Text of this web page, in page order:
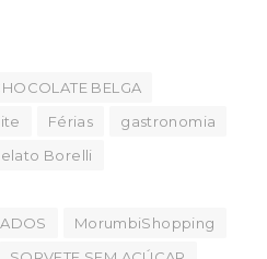
BELGA
Férias
gastronomia
Borelli
MorumbiShopping